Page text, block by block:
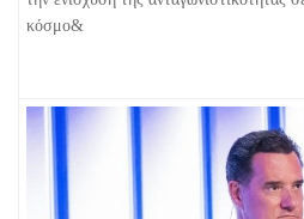
κόσμο&